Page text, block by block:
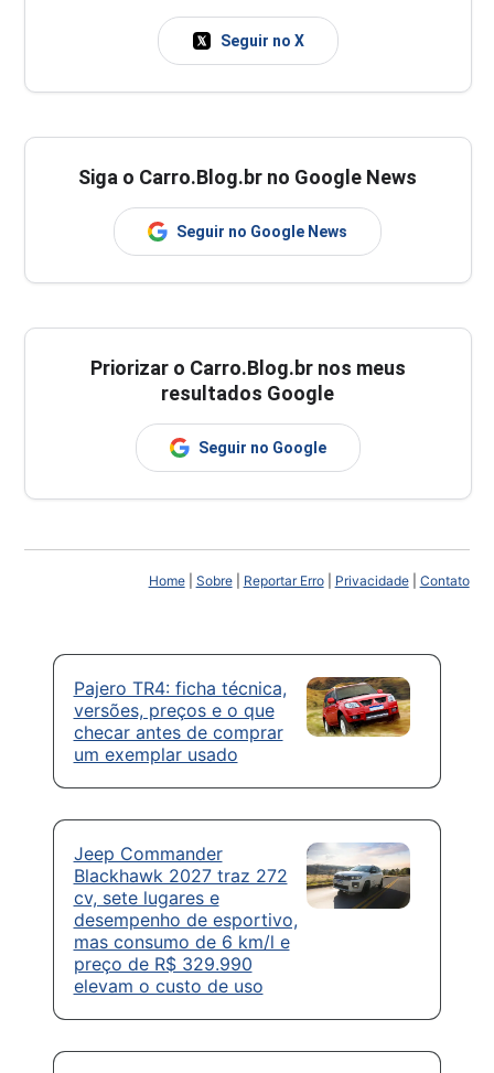
Seguir no X
Siga o Carro.Blog.br no Google News
Seguir no Google News
Priorizar o Carro.Blog.br nos meus
resultados Google
Seguir no Google
Home| Sobre| Reportar Erro| Privacidade| Contato
Pajero TR4: ficha técnica,
versões, preços e o que
checar antes de comprar
um exemplar usado
Jeep Commander
Blackhawk 2027 traz 272
cv, sete lugares e
desempenho de esportivo,
mas consumo de 6 km/l e
preço de R$ 329.990
elevam o custo de uso